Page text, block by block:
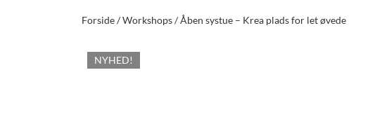
Forside/Workshops/ Åben systue – Krea plads for let øvede
NYHED!